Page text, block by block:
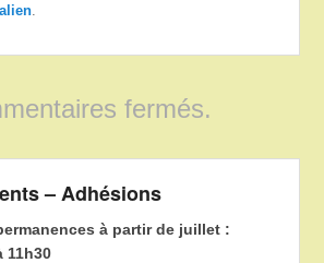
fermés.
– Adhésions
à partir de juillet :
11h30